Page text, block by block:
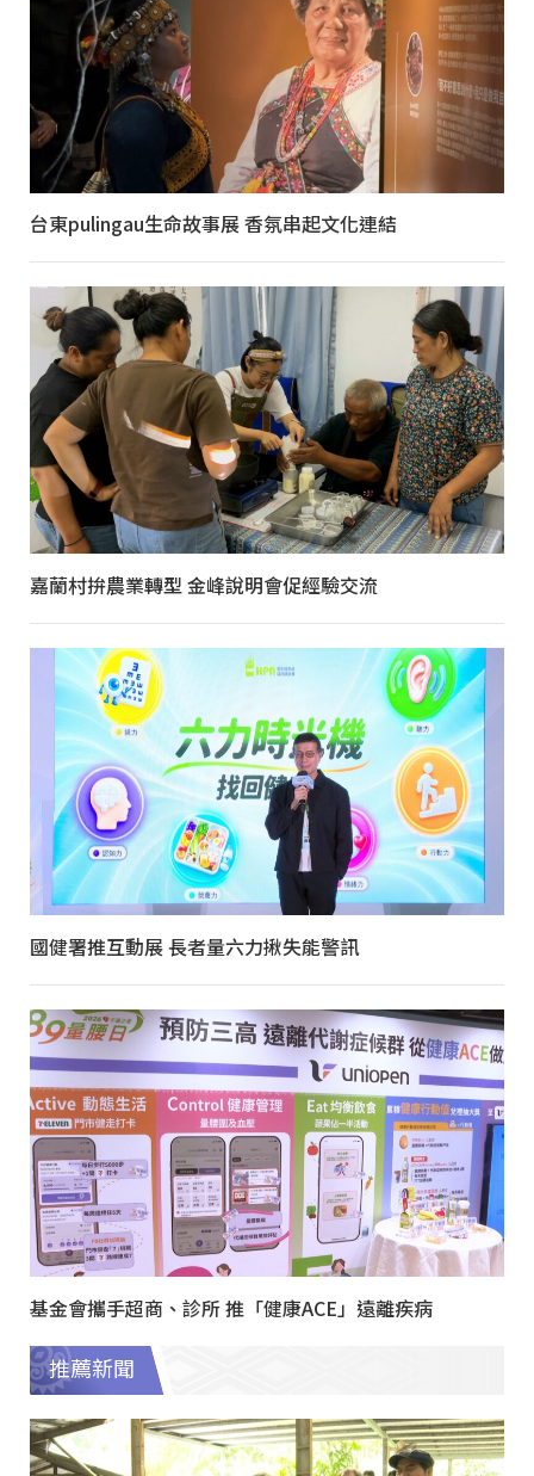
台東pulingau生命故事展 香氛串起文化連結
嘉蘭村拚農業轉型 金峰說明會促經驗交流
國健署推互動展 長者量六力揪失能警訊
基金會攜手超商、診所 推「健康ACE」遠離疾病
推薦新聞